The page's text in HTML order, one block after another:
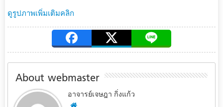
ดูรูปภาพเพิ่มเติมคลิก
About webmaster
อาจารย์เจษฎา กิ่งแก้ว